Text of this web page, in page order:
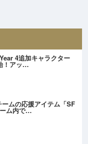
4追加キャラクター
！アッ…
ームの応援アイテム「SF
ム内で…